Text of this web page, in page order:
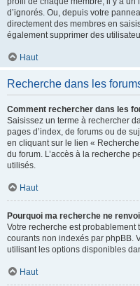
d’ignorés. Ou, depuis votre
directement des membres en
également supprimer des
Haut
Recherche dans les
Comment rechercher dans les
Saisissez un terme à rechercher
pages d’index, de forums ou de
en cliquant sur le lien «
du forum. L’accès à la recherche
utilisés.
Haut
Pourquoi ma recherche ne
Votre recherche est
courants non indexés par phpBB.
utilisant les options disponibles
Haut